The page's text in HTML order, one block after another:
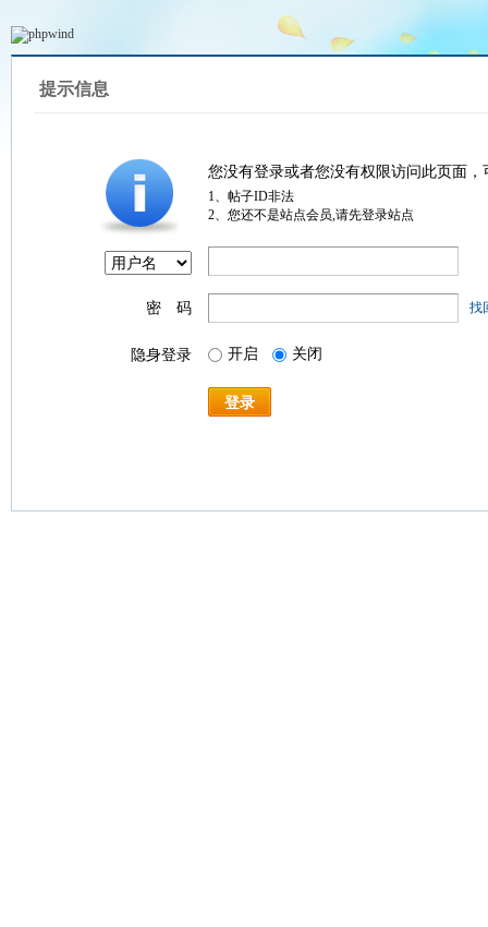
提示信息
您没有登录或者您没有权限访问此页面
1、帖子ID非法
2、您还不是站点会员,请先登录站点
密 码 找
隐身登录 开启 关闭
登录